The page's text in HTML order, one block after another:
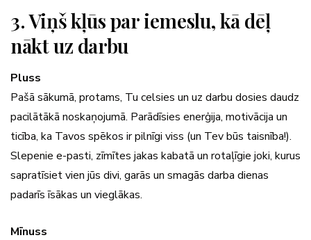
3. Viņš kļūs par iemeslu, kā dēļ
nākt uz darbu
Pluss
Pašā sākumā, protams, Tu celsies un uz darbu dosies daudz
pacilātākā noskaņojumā. Parādīsies enerģija, motivācija un
ticība, ka Tavos spēkos ir pilnīgi viss (un Tev būs taisnība!).
Slepenie e-pasti, zīmītes jakas kabatā un rotaļīgie joki, kurus
sapratīsiet vien jūs divi, garās un smagās darba dienas
padarīs īsākas un vieglākas.
Mīnuss